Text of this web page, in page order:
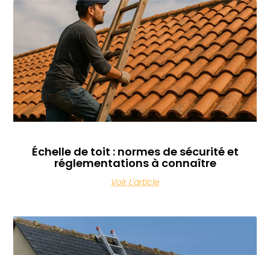
Échelle de toit : normes de sécurité et
réglementations à connaître
Voir L'article